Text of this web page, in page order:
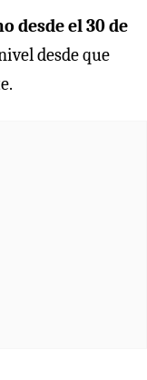
desde el 30 de
desde que